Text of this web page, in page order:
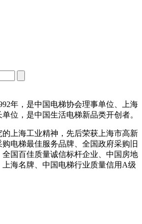
年，是中国电梯协会理事单位、上海
位，是中国生活电梯新品类开创者。
上海工业精神，先后荣获上海市高新
电梯最佳服务品牌、全国政府采购旧
国百佳质量诚信标杆企业、中国房地
海名牌、中国电梯行业质量信用A级